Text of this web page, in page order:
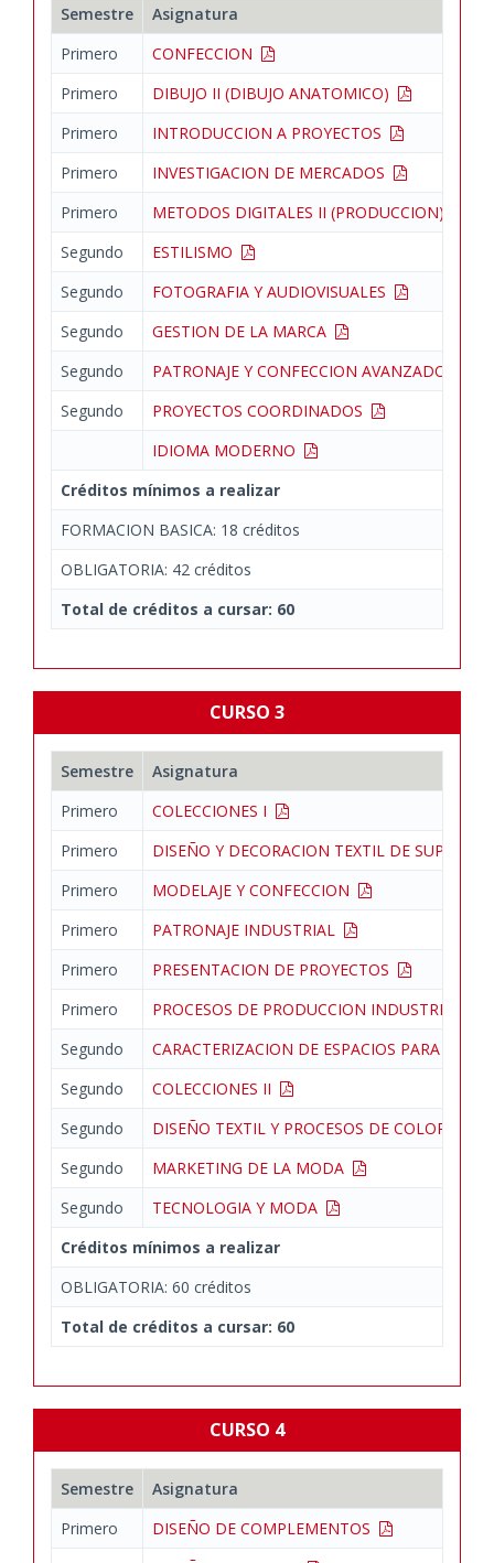
Semestre
Asignatura
Primero
CONFECCION
Primero
DIBUJO II (DIBUJO ANATOMICO)
Primero
INTRODUCCION A PROYECTOS
Primero
INVESTIGACION DE MERCADOS
Primero
METODOS DIGITALES II (PRODUCCION)
Segundo
ESTILISMO
Segundo
FOTOGRAFIA Y AUDIOVISUALES
Segundo
GESTION DE LA MARCA
Segundo
PATRONAJE Y CONFECCION AVANZADOS
Segundo
PROYECTOS COORDINADOS
IDIOMA MODERNO
Créditos mínimos a realizar
FORMACION BASICA: 18 créditos
OBLIGATORIA: 42 créditos
Total de créditos a cursar: 60
CURSO 3
Semestre
Asignatura
Primero
COLECCIONES I
Primero
DISEÑO Y DECORACION TEXTIL DE
Primero
MODELAJE Y CONFECCION
Primero
PATRONAJE INDUSTRIAL
Primero
PRESENTACION DE PROYECTOS
Primero
PROCESOS DE PRODUCCION INDUSTRIAL
Segundo
CARACTERIZACION DE ESPACIOS PARA LA
Segundo
COLECCIONES II
Segundo
DISEÑO TEXTIL Y PROCESOS DE COLOR
Segundo
MARKETING DE LA MODA
Segundo
TECNOLOGIA Y MODA
Créditos mínimos a realizar
OBLIGATORIA: 60 créditos
Total de créditos a cursar: 60
CURSO 4
Semestre
Asignatura
Primero
DISEÑO DE COMPLEMENTOS